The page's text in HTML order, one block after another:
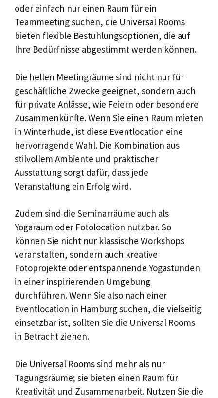
oder einfach nur einen Raum für ein
Teammeeting suchen, die Universal Rooms
bieten flexible Bestuhlungsoptionen, die auf
Ihre Bedürfnisse abgestimmt werden können.
Die hellen Meetingräume sind nicht nur für
geschäftliche Zwecke geeignet, sondern auch
für private Anlässe, wie Feiern oder besondere
Zusammenkünfte. Wenn Sie einen Raum mieten
in Winterhude, ist diese Eventlocation eine
hervorragende Wahl. Die Kombination aus
stilvollem Ambiente und praktischer
Ausstattung sorgt dafür, dass jede
Veranstaltung ein Erfolg wird.
Zudem sind die Seminarräume auch als
Yogaraum oder Fotolocation nutzbar. So
können Sie nicht nur klassische Workshops
veranstalten, sondern auch kreative
Fotoprojekte oder entspannende Yogastunden
in einer inspirierenden Umgebung
durchführen. Wenn Sie also nach einer
Eventlocation in Hamburg suchen, die vielseitig
einsetzbar ist, sollten Sie die Universal Rooms
in Betracht ziehen.
Die Universal Rooms sind mehr als nur
Tagungsräume; sie bieten einen Raum für
Kreativität und Zusammenarbeit. Nutzen Sie die